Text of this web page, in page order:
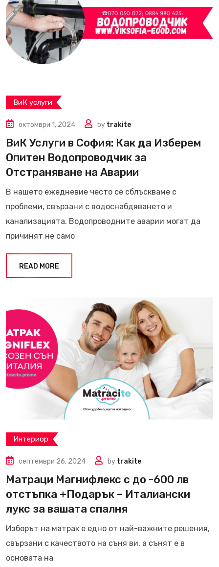
ВиК услуги
октомври 1, 2024 by trakite
ВиК Услуги в София: Как да Изберем
Опитен Водопроводчик за
Отстраняване на Аварии
В нашето ежедневие често се сблъскваме с
проблеми, свързани с водоснабдяването и
канализацията. Водопроводните аварии могат да
причинят не само
READ MORE
Интериор
септември 26, 2024 by trakite
Матраци Магнифлекс с до -600 лв
отстъпка +Подарък – Италиански
лукс за вашата спалня
Изборът на матрак е едно от най-важните решения,
свързани с качеството на съня ви, а сънят е в
основата на